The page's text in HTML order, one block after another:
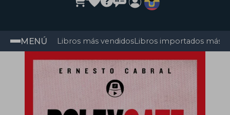
MENÚ Libros más vendidosLibros importados más